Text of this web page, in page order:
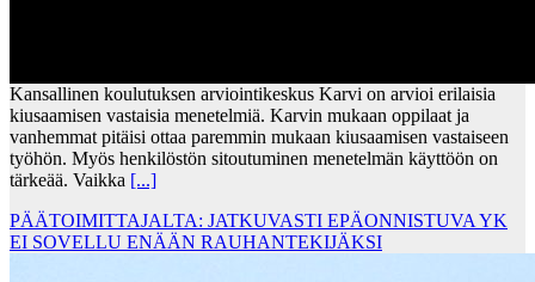
Kansallinen koulutuksen arviointikeskus Karvi on arvioi erilaisia
kiusaamisen vastaisia menetelmiä. Karvin mukaan oppilaat ja
vanhemmat pitäisi ottaa paremmin mukaan kiusaamisen vastaiseen
työhön. Myös henkilöstön sitoutuminen menetelmän käyttöön on
tärkeää. Vaikka [...]
PÄÄTOIMITTAJALTA: JATKUVASTI EPÄONNISTUVA YK
EI SOVELLU ENÄÄN RAUHANTEKIJÄKSI